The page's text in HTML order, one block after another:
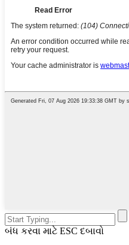
બંધ કરવા માટે ESC દબાવો